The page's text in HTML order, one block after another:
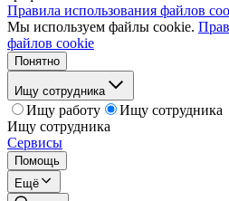
Правила использования файлов
Мы используем файлы cookie.
файлов cookie
Понятно
Ищу сотрудника
Ищу работу
Ищу сотрудника
Ищу сотрудника
Сервисы
Помощь
Ещё